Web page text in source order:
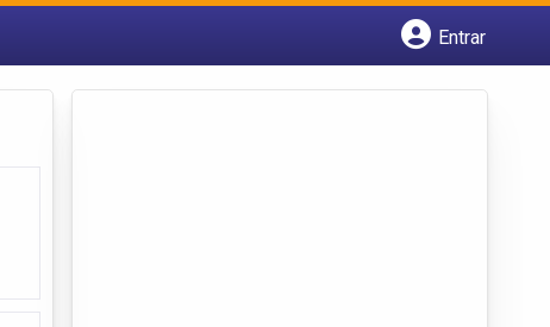
Entrar